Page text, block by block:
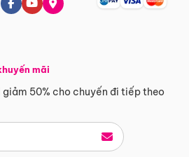
mãi
50% cho chuyến đi tiếp theo